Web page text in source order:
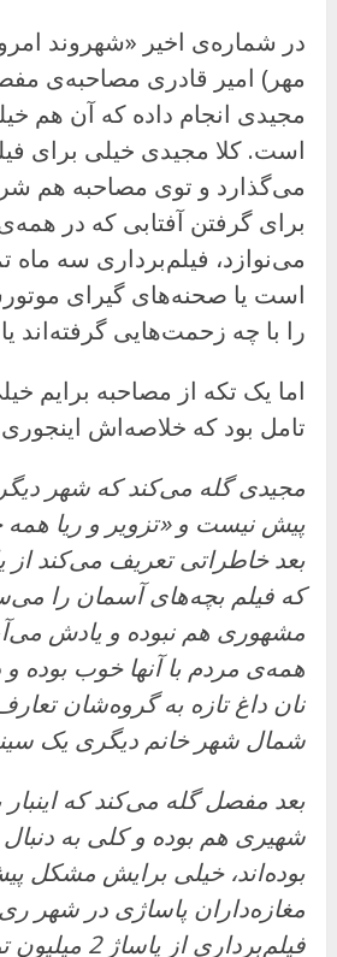
مهر) امیر قادری مصاحبه‌ی
مجیدی انجام داده که آن هم
است. کلا مجیدی خیلی برای
می‌گذارد و توی مصاحبه هم
برای گرفتن آفتابی که در
می‌نوازد، فیلم‌برداری سه
است یا صحنه‌های گیرای
را با چه زحمت‌هایی گرفته‌اند
اما یک تکه از مصاحبه برایم
تامل بود که خلاصه‌اش
مجیدی گله می‌کند که شهر
پیش نیست و «تزویر و ریا همه
بعد خاطراتی تعریف می‌کند از
که فیلم بچه‌های آسمان را
مشهوری هم نبوده و یادش
همه‌ی مردم با آنها خوب بوده و
نان داغ تازه به گروه‌شان
شمال شهر خانم دیگری یک
بعد مفصل گله می‌کند که اینبار
شهیری هم بوده و کلی به
بوده‌اند، خیلی برایش مشکل
مغازه‌داران پاساژی در شهر
فیلم‌برداری از